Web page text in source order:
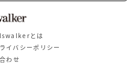
とは
イバシーポリシー
わせ